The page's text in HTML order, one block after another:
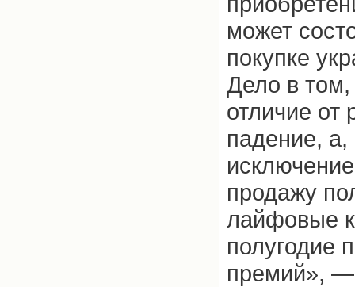
может
покупке
Дело в том,
отличие от
падение,
продажу
лайфовые
полугодие
премий», —